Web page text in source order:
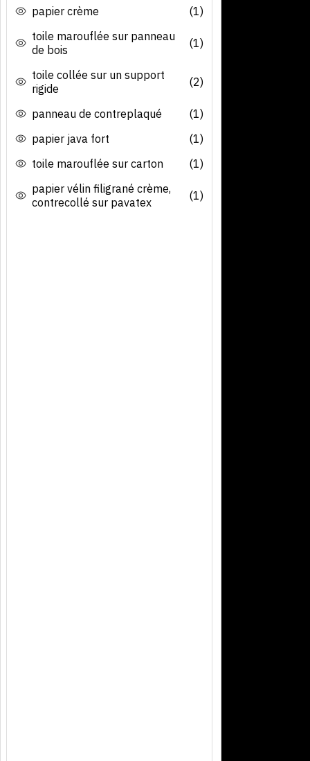
papier crème
(1)
toile marouflée sur panneau
de bois
(1)
toile collée sur un support
rigide
(2)
panneau de contreplaqué
(1)
papier java fort
(1)
toile marouflée sur carton
(1)
papier vélin filigrané crème,
contrecollé sur pavatex
(1)